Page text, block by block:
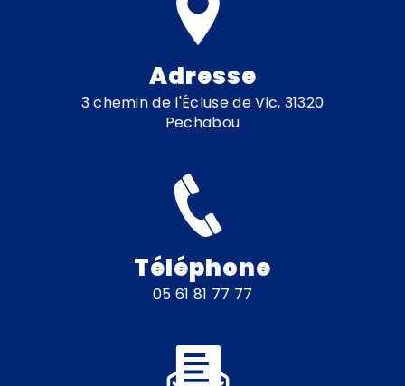
Adresse
3 chemin de l'Écluse de Vic, 31320
Pechabou
Téléphone
05 61 81 77 77